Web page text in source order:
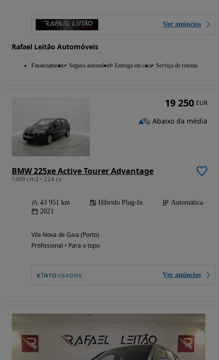
Ver anúncios
Rafael Leitão Automóveis
Financiamento Seguro automóvel Entrega em casa Serviço de retoma
BMW 225xe Active Tourer Advantage
1499 cm3 • 224 cv
43 951 km Híbrido Plug-In
Automática
2021
Vila Nova de Gaia (Porto)
Profissional • Para o topo
Ver anúncios
19 250 EUR
Abaixo da média